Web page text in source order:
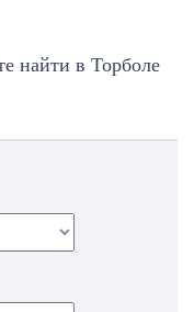
найти в Торболе